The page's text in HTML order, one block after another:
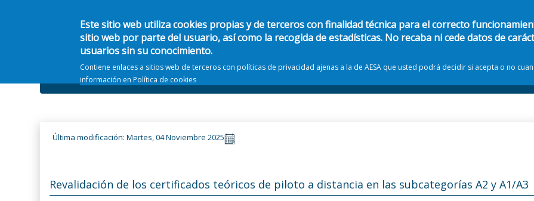
Este sitio web utiliza cookies propias y de terceros con finalidad técnica para el correcto
sitio web por parte del usuario, así como la recogida de estadísticas. No recaba ni cede datos de
usuarios sin su conocimiento.
Contiene enlaces a sitios web de terceros con políticas de privacidad ajenas a la de AESA que usted podrá decidir si acepta o no
información en Política de cookies
Información general
Última modificación: Martes, 04 Noviembre 2025
Revalidación de los certificados teóricos de piloto a distancia en las subcategorías A2 y A1/A3